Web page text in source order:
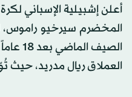
أعلن إشبيلية الإسباني
المخضرم سيرخيو راموس،
الصيف
العملاق ريال مدريد، حيث